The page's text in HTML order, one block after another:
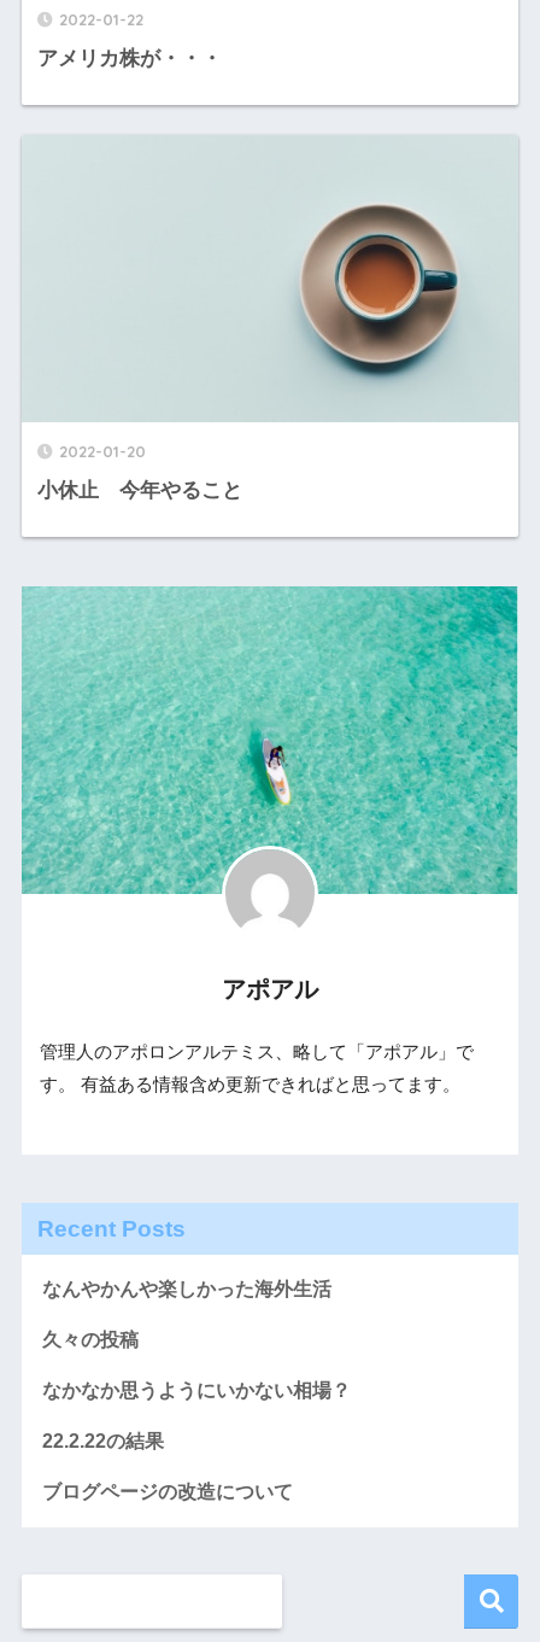
2022-01-22
アメリカ株が・・・
2022-01-20
小休止 今年やること
アポアル
管理人のアポロンアルテミス、略して「アポアル」で
す。 有益ある情報含め更新できればと思ってます。
Recent Posts
なんやかんや楽しかった海外生活
久々の投稿
なかなか思うようにいかない相場？
22.2.22の結果
ブログページの改造について